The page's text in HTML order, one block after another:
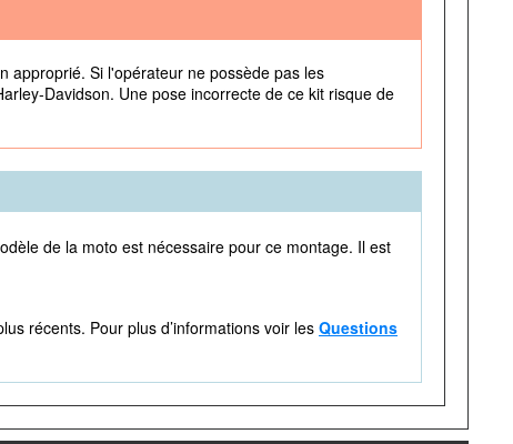
approprié. Si l'opérateur ne possède pas les
Davidson. Une pose incorrecte de ce kit risque de
de la moto est nécessaire pour ce montage. Il est
récents. Pour plus d’informations voir les Questions